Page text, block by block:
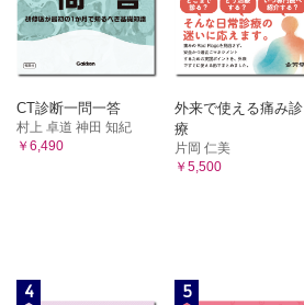
CT診断一問一答
村上 卓道 神田 知紀
￥6,490
外来で使える痛み診
療
片岡 仁美
￥5,500
4 5